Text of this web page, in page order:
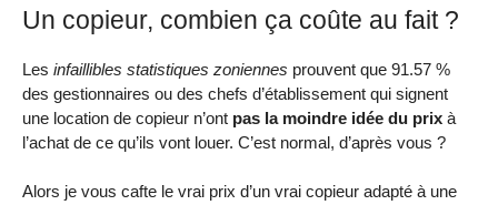
Un copieur, combien ça coûte au fait ?
Les infaillibles statistiques zoniennes prouvent que 91.57 %
des gestionnaires ou des chefs d’établissement qui signent
une location de copieur n’ont pas la moindre idée du prix à
l’achat de ce qu’ils vont louer. C’est normal, d’après vous ?
Alors je vous cafte le vrai prix d’un vrai copieur adapté à une